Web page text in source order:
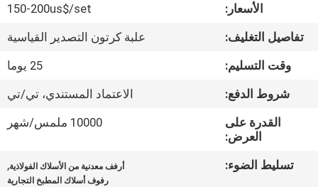
مراقبة
الجودة
اتصل
اطلب
الأسعار:
150-200us$/set
تفاصيل التغليف:
علبة كرتون التصدير القياسية
وقت التسليم:
25 يوما
شروط الدفع:
الاعتماد المستندي، تي/تي
القدرة على
العرض:
10000 ملمس/شهر
تسليط الضوء: أرفف معدنية من الأسلاك الفولاذية,
رفوف أسلاك المطبخ التجارية